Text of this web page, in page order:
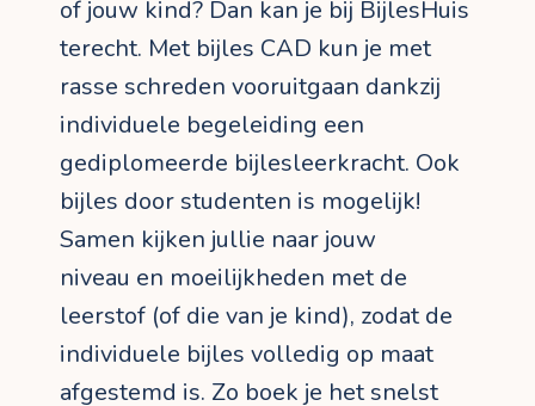
of jouw kind? Dan kan je bij BijlesHuis
terecht. Met bijles CAD kun je met
rasse schreden vooruitgaan dankzij
individuele begeleiding een
gediplomeerde bijlesleerkracht. Ook
bijles door studenten is mogelijk!
Samen kijken jullie naar jouw
niveau en moeilijkheden met de
leerstof (of die van je kind), zodat de
individuele bijles volledig op maat
afgestemd is. Zo boek je het snelst